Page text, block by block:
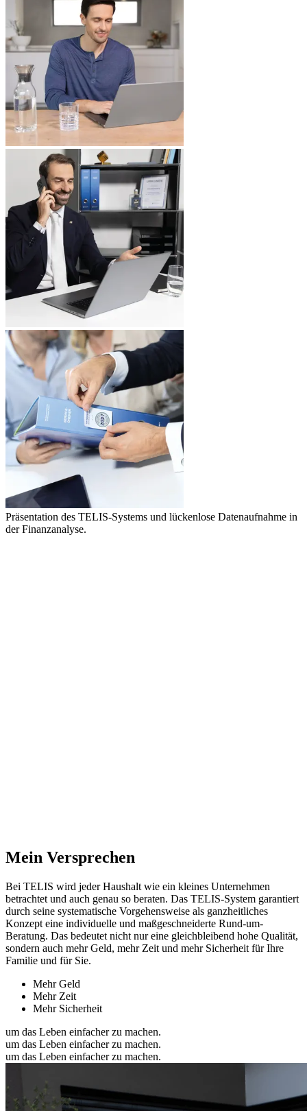
Präsentation des TELIS-Systems und lückenlose Datenaufnahme in
der Finanzanalyse.
Mein Versprechen
Bei TELIS wird jeder Haushalt wie ein kleines Unternehmen
betrachtet und auch genau so beraten. Das TELIS-System garantiert
durch seine systematische Vorgehensweise als ganzheitliches
Konzept eine individuelle und maßgeschneiderte Rund-um-
Beratung. Das bedeutet nicht nur eine gleichbleibend hohe Qualität,
sondern auch mehr Geld, mehr Zeit und mehr Sicherheit für Ihre
Familie und für Sie.
Mehr Geld
Mehr Zeit
Mehr Sicherheit
um das Leben einfacher zu machen.
um das Leben einfacher zu machen.
um das Leben einfacher zu machen.